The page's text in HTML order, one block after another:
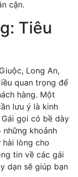
cận.
Tiêu
Long An,
quan trọng để
hàng. Một
lưu ý là kinh
gọi có bề dày
khoảnh
hài lòng cho
tin về các gái
dạn sẽ giúp bạn